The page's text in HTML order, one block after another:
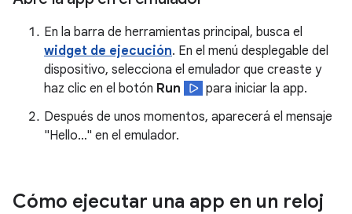
En la barra de herramientas principal, busca el
widget de ejecución. En el menú desplegable del
dispositivo, selecciona el emulador que creaste y
haz clic en el botón Run
para iniciar la app.
Después de unos momentos, aparecerá el mensaje
"Hello…" en el emulador.
Cómo ejecutar una app en un reloj